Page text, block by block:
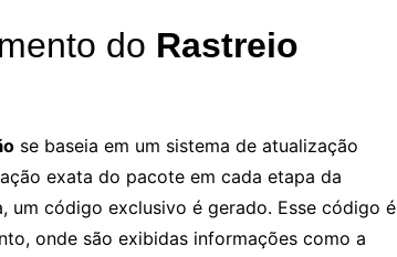
do Rastreio
se baseia em um sistema de atualização
exata do pacote em cada etapa da
um código exclusivo é gerado. Esse código é
onde são exibidas informações como a